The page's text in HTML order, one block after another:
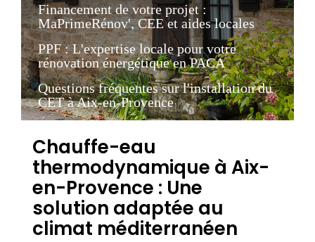
Financement de votre projet :
MaPrimeRénov', CEE et aides locales
PPF : L'expertise locale pour votre
rénovation énergétique en PACA
Questions fréquentes sur l'installation du
CET à Aix-en-Provence
Chauffe-eau
thermodynamique à Aix-
en-Provence : Une
solution adaptée au
climat méditerranéen